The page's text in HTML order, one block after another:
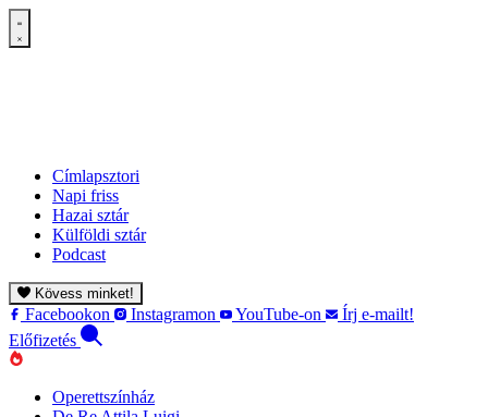
Címlapsztori
Napi friss
Hazai sztár
Külföldi sztár
Podcast
Kövess minket!
Facebookon Instagramon YouTube-on
Írj e-mailt!
Előfizetés
Operettszínház